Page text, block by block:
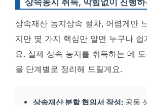
상속재산 농지상속 절차, 어렵게만
지만 몇 가지 핵심만 알면 누구나 쉽
요. 실제 상속 농지를 취득하는 데
을 단계별로 정리해 드릴게요.
상속재산 분할 협의서 작성: 공동